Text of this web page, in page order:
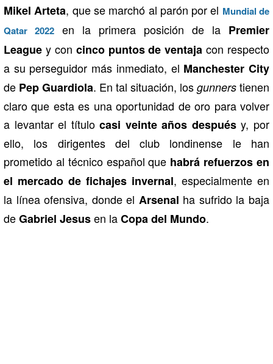
Mikel Arteta, que se marchó al parón por el Mundial de
Qatar 2022 en la primera posición de la Premier
League y con cinco puntos de ventajacon respecto
a su perseguidor más inmediato, el Manchester City
de Pep Guardiola. En tal situación, los gunners tienen
claro que esta es una oportunidad de oro para volver
a levantar el títulocasi veinte años despuésy, por
ello, los dirigentes del club londinense le han
prometido al técnico español que habrá refuerzos en
el mercado de fichajes invernal, especialmente en
la línea ofensiva, donde el Arsenal ha sufrido la baja
deGabriel Jesusen laCopa del Mundo.